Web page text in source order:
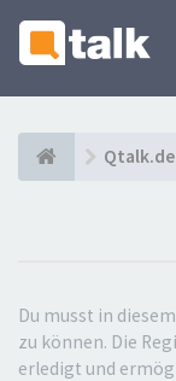
Qtalk.de
Du musst in
zu können. Die
erledigt und